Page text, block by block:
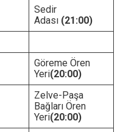
Sedir
Adası (21:00)
Göreme Ören
Yeri(20:00)
Zelve-Paşa
Bağları Ören
Yeri(20:00)